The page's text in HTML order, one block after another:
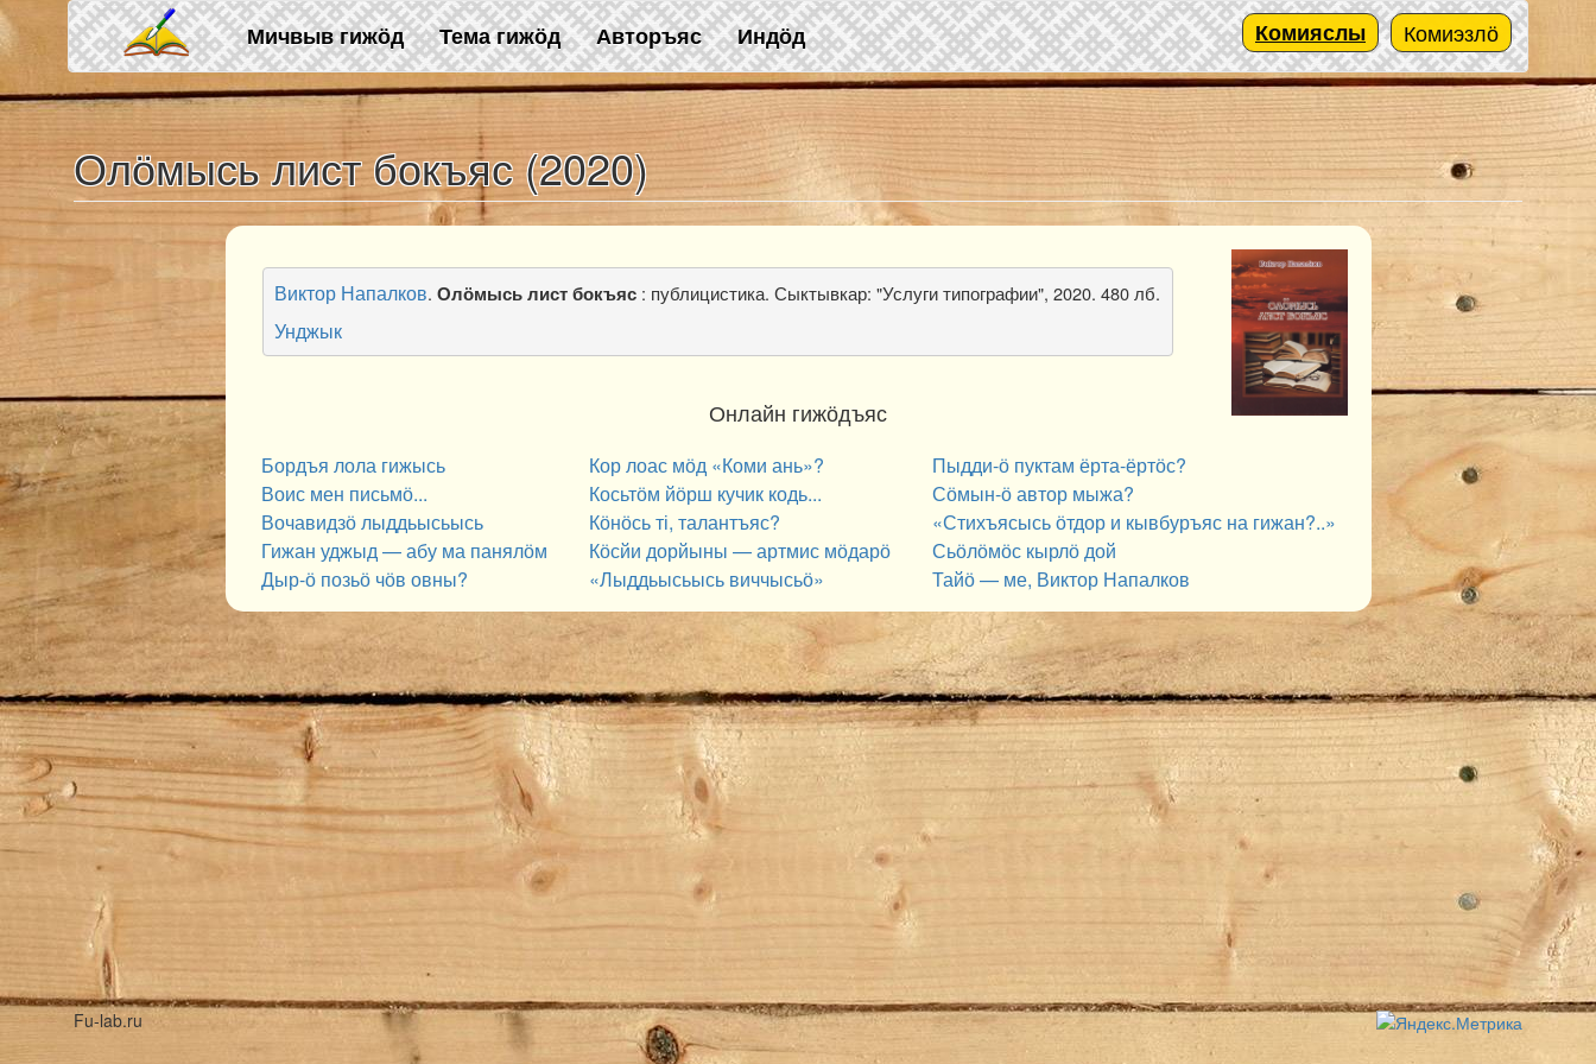
Skip to main content
Мичвыв гижӧд Тема гижӧд Авторъяс Индӧд Комиэзлӧ
Комияслы
Олӧмысь лист бокъяс (2020)
Виктор Напалков.Олӧмысь лист бокъяс : публицистика. Сыктывкар: "Услуги типографии", 2020. 480 лб.
Унджык
Онлайн гижӧдъяс
Бордъя лола гижысь
Воис мен письмӧ...
Вочавидзӧ лыддьысьысь
Гижан уджыд — абу ма панялӧм
Дыр-ӧ позьӧ чӧв овны?
Кор лоас мӧд «Коми ань»?
Косьтӧм йӧрш кучик кодь...
Кӧнӧсь ті, талантъяс?
Кӧсйи дорйыны — артмис мӧдарӧ
«Лыддьысьысь виччысьӧ»
Пыдди-ӧ пуктам ёрта-ёртӧс?
Сӧмын-ӧ автор мыжа?
«Стихъясысь ӧтдор и кывбуръяс на гижан?..»
Сьӧлӧмӧс кырлӧ дой
Тайӧ — ме, Виктор Напалков
Fu-lab.ru